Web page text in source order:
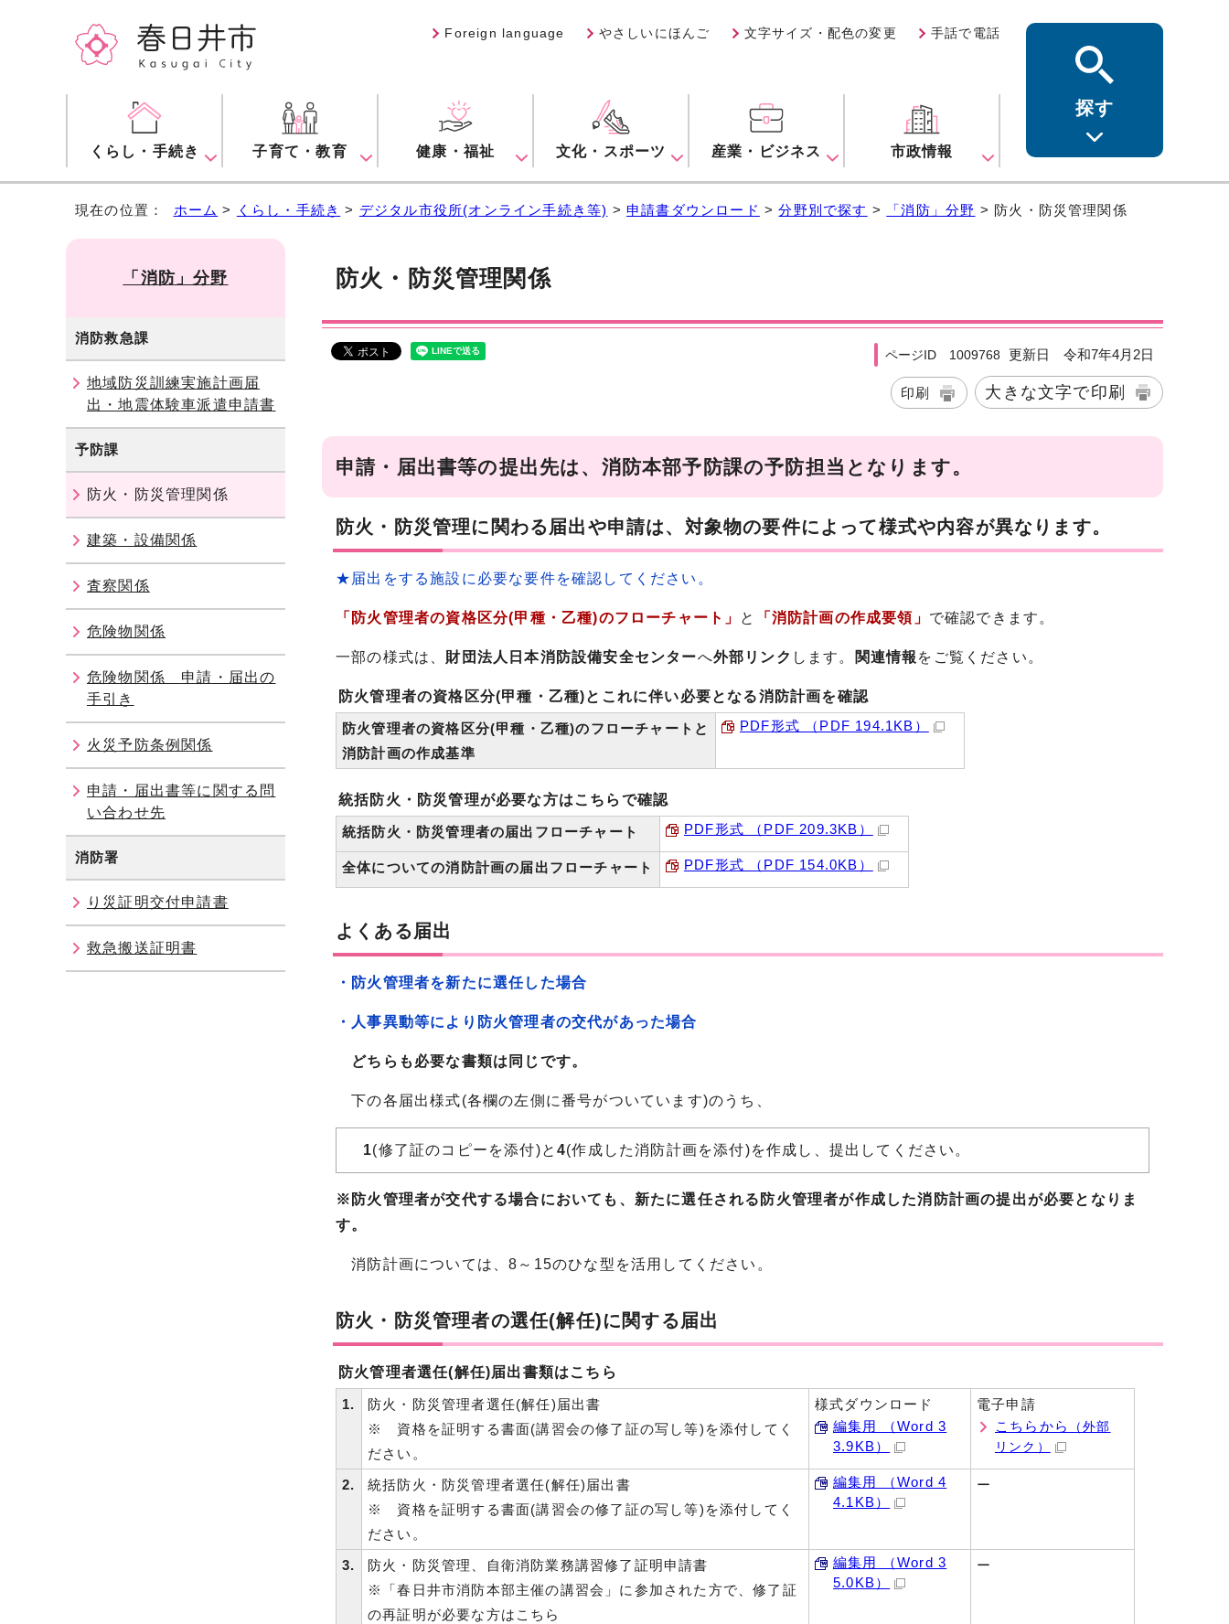
Foreign language やさしいにほんご 文字サイズ・配色の変更 手話で電話
くらし・手続き 子育て・教育 健康・福祉 文化・スポーツ 産業・ビジネス 市政情報
探す
現在の位置： ホーム > くらし・手続き > デジタル市役所(オンライン手続き等) > 申請書ダウンロード >分野別で探す > 「消防」分野 > 防火・防災管理関係
防火・防災管理関係
ページID 1009768 更新日 令和7年4月2日
印刷 大きな文字で印刷
申請・届出書等の提出先は、消防本部予防課の予防担当となります。
防火・防災管理に関わる届出や申請は、対象物の要件によって様式や内容が異なります。
★届出をする施設に必要な要件を確認してください。
「防火管理者の資格区分(甲種・乙種)のフローチャート」 と 「消防計画の作成要領」 で確認できます。
一部の様式は、 財団法人日本消防設備安全センターへ外部リンク します。 関連情報 をご覧ください。
防火管理者の資格区分(甲種・乙種)とこれに伴い必要となる消防計画を確認
防火管理者の資格区分(甲種・乙種)のフローチャートと
消防計画の作成基準
PDF形式 （PDF 194.1KB）
統括防火・防災管理が必要な方はこちらで確認
統括防火・防災管理者の届出フローチャート PDF形式 （PDF 209.3KB）
全体についての消防計画の届出フローチャート PDF形式 （PDF 154.0KB）
よくある届出
・防火管理者を新たに選任した場合
・人事異動等により防火管理者の交代があった場合
どちらも必要な書類は同じです。
下の各届出様式(各欄の左側に番号がついています)のうち、
1(修了証のコピーを添付)と4(作成した消防計画を添付)を作成し、提出してください。
※防火管理者が交代する場合においても、新たに選任される防火管理者が作成した消防計画の提出が必要となりま
す。
消防計画については、8～15のひな型を活用してください。
防火・防災管理者の選任(解任)に関する届出
防火管理者選任(解任)届出書類はこちら
1.
防火・防災管理者選任(解任)届出書
※ 資格を証明する書面(講習会の修了証の写し等)を添付してく
ださい。
様式ダウンロード
編集用 （Word 3
3.9KB）
電子申請
こちらから
（外部
リンク）
2.
統括防火・防災管理者選任(解任)届出書
※ 資格を証明する書面(講習会の修了証の写し等)を添付してく
ださい。
編集用 （Word 4
4.1KB）
ー
3.
防火・防災管理、自衛消防業務講習修了証明申請書
※「春日井市消防本部主催の講習会」に参加された方で、修了証
の再証明が必要な方はこちら
編集用 （Word 3
5.0KB）
ー
「消防」分野
消防救急課
地域防災訓練実施計画届
出・地震体験車派遣申請書
予防課
防火・防災管理関係
建築・設備関係
査察関係
危険物関係
危険物関係 申請・届出の
手引き
火災予防条例関係
申請・届出書等に関する問
い合わせ先
消防署
り災証明交付申請書
救急搬送証明書